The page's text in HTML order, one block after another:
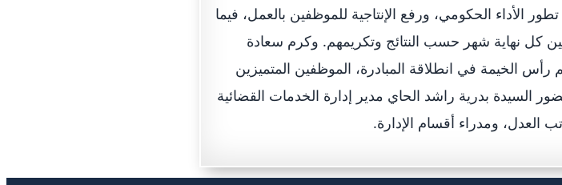
الحكومي، ورفع الإنتاجية للموظفين بالعمل، فيما
كل نهاية شهر حسب النتائج وتكريمهم. وكرم سعادة
رأس الخيمة في انطلاقة المبادرة، الموظفين المتميزين
السيدة بدرية راشد الحاي مدير إدارة الخدمات القضائية
العدل، ومدراء أقسام الإدارة.